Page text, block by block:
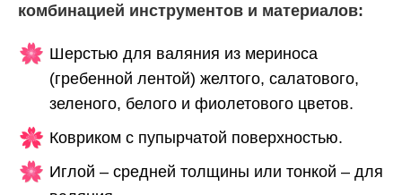
комбинацией инструментов и материалов:
Шерстью для валяния из мериноса
(гребенной лентой) желтого, салатового,
зеленого, белого и фиолетового цветов.
Ковриком с пупырчатой поверхностью.
Иглой – средней толщины или тонкой – для